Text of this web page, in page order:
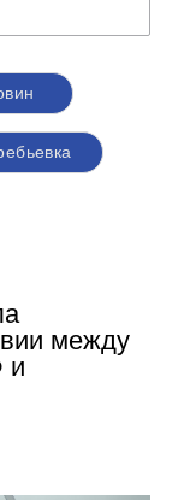
между
и